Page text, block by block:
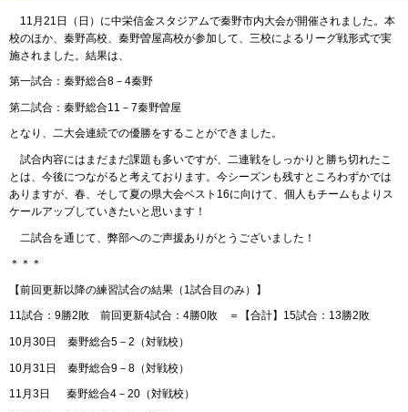
11月21日（日）に中栄信金スタジアムで秦野市内大会が開催されました。本
校のほか、秦野高校、秦野曽屋高校が参加して、三校によるリーグ戦形式で実
施されました。結果は、
第一試合：秦野総合8－4秦野
第二試合：秦野総合11－7秦野曽屋
となり、二大会連続での優勝をすることができました。
試合内容にはまだまだ課題も多いですが、二連戦をしっかりと勝ち切れたこ
とは、今後につながると考えております。今シーズンも残すところわずかでは
ありますが、春、そして夏の県大会ベスト16に向けて、個人もチームもよりス
ケールアップしていきたいと思います！
二試合を通じて、弊部へのご声援ありがとうございました！
＊＊＊
【前回更新以降の練習試合の結果（1試合目のみ）】
11試合：9勝2敗 前回更新4試合：4勝0敗 ＝【合計】15試合：13勝2敗
10月30日 秦野総合5－2（対戦校）
10月31日 秦野総合9－8（対戦校）
11月3日 秦野総合4－20（対戦校）